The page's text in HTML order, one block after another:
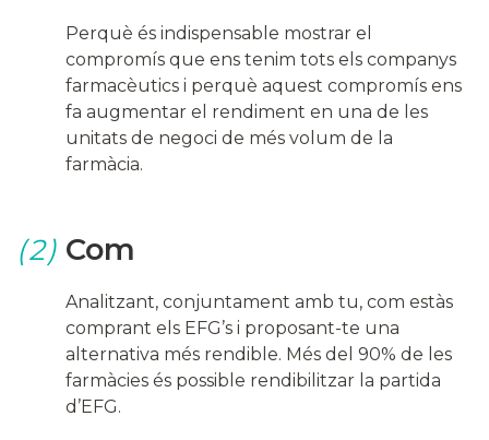
Perquè és indispensable mostrar el
compromís que ens tenim tots els companys
farmacèutics i perquè aquest compromís ens
fa augmentar el rendiment en una de les
unitats de negoci de més volum de la
farmàcia.
(2) Com
Analitzant, conjuntament amb tu, com estàs
comprant els EFG’s i proposant-te una
alternativa més rendible. Més del 90% de les
farmàcies és possible rendibilitzar la partida
d’EFG.